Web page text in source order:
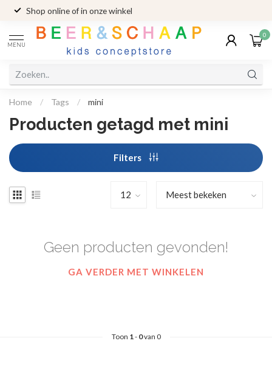
Shop online of in onze winkel
MENU
0
Home / Tags / mini
Producten getagd met mini
Filters
Geen producten gevonden!
GA VERDER MET WINKELEN
Toon 1- 0van 0